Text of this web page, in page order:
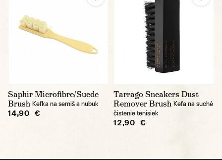
Saphir Microfibre/Suede
Brush Kefka na semiš a nubuk
14,90 €
Tarrago Sneakers Dust
Remover Brush Kefa na suché
čistenie tenisiek
12,90 €